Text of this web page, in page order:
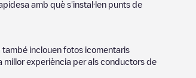
amb què s'instal·len punts de
també inclouen fotos icomentaris
experiència per als conductors de